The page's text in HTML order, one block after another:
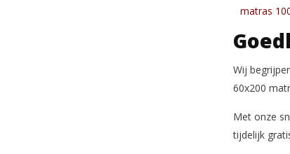
matras
Wij
60x200
Met onze
tijdelijk